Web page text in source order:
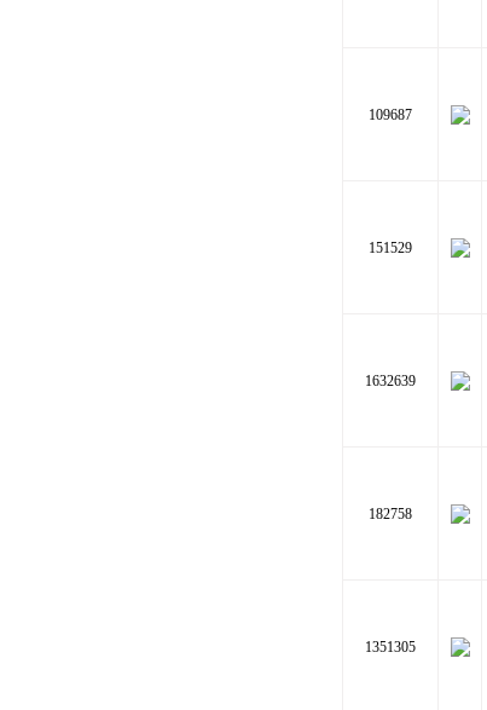
109687
151529
1632639
182758
1351305